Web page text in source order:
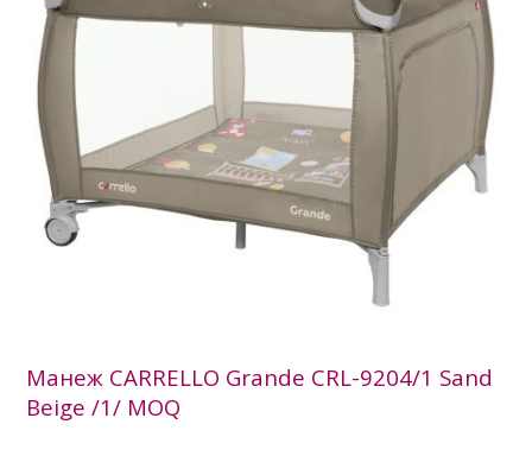
Манеж CARRELLO Grande CRL-9204/1 Sand
Beige /1/ MOQ